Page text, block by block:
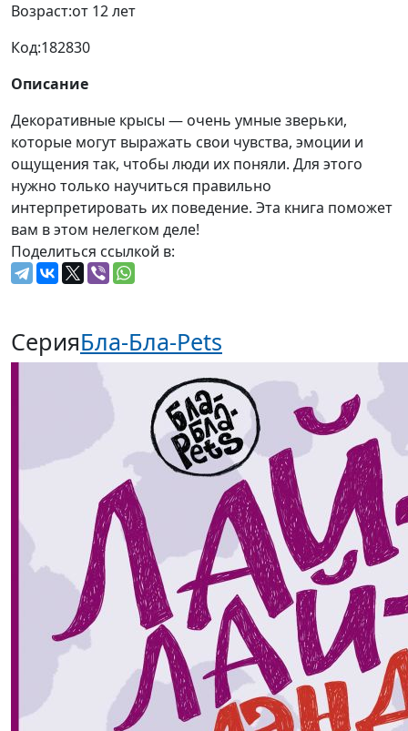
Возраст:от 12 лет
Код:182830
Описание
Декоративные крысы — очень умные зверьки,
которые могут выражать свои чувства, эмоции и
ощущения так, чтобы люди их поняли. Для этого
нужно только научиться правильно
интерпретировать их поведение. Эта книга поможет
вам в этом нелегком деле!
Поделиться ссылкой в:
СерияБла-Бла-Pets